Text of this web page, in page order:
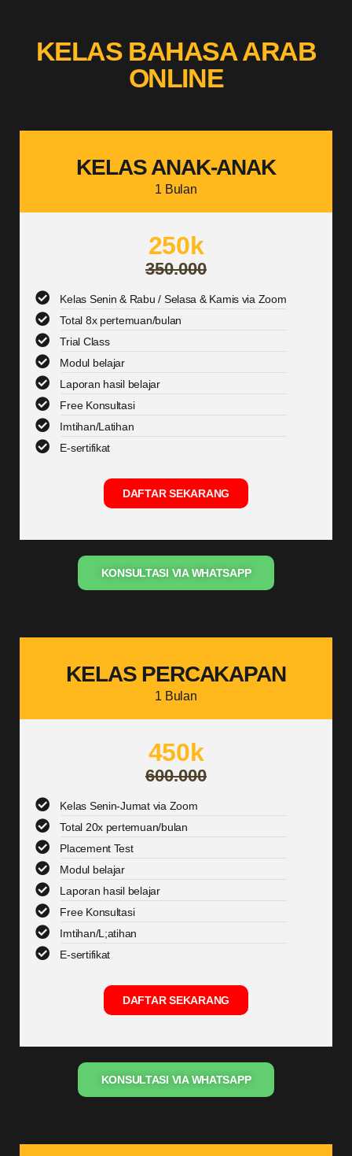
KELAS BAHASA ARAB
ONLINE
KELAS ANAK-ANAK
1 Bulan
250k
350.000
Kelas Senin & Rabu / Selasa & Kamis via Zoom
Total 8x pertemuan/bulan
Trial Class
Modul belajar
Laporan hasil belajar
Free Konsultasi
Imtihan/Latihan
E-sertifikat
DAFTAR SEKARANG
KONSULTASI VIA WHATSAPP
KELAS PERCAKAPAN
1 Bulan
450k
600.000
Kelas Senin-Jumat via Zoom
Total 20x pertemuan/bulan
Placement Test
Modul belajar
Laporan hasil belajar
Free Konsultasi
Imtihan/L;atihan
E-sertifikat
DAFTAR SEKARANG
KONSULTASI VIA WHATSAPP